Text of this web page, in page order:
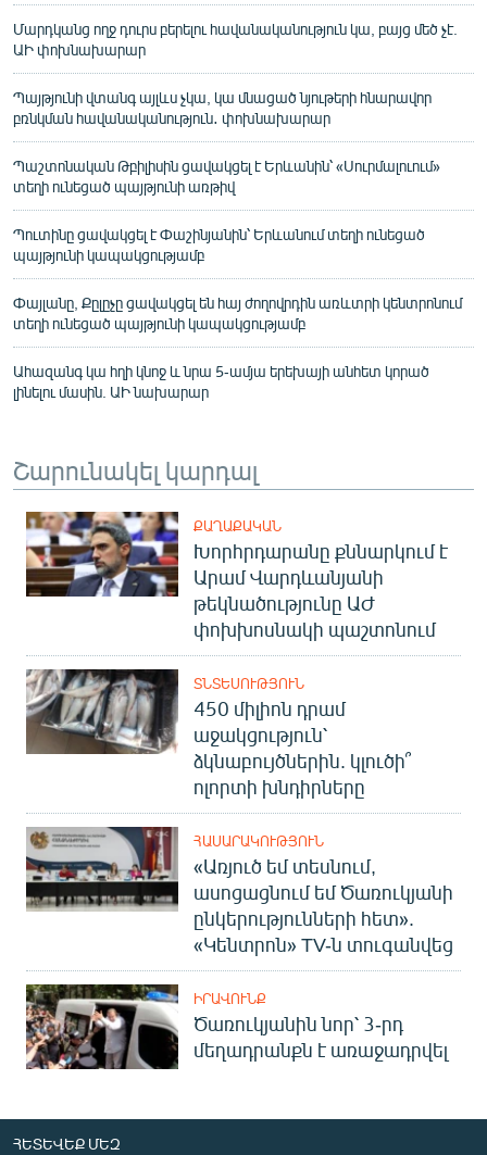
Մարդկանց ողջ դուրս բերելու հավանականություն կա, բայց մեծ չէ.
ԱԻ փոխնախարար
Պայթյունի վտանգ այլևս չկա, կա մնացած նյութերի հնարավոր
բռնկման հավանականություն․ փոխնախարար
Պաշտոնական Թբիլիսին ցավակցել է Երևանին՝ «Սուրմալուում»
տեղի ունեցած պայթյունի առթիվ
Պուտինը ցավակցել է Փաշինյանին՝ Երևանում տեղի ունեցած
պայթյունի կապակցությամբ
Փայլանը, Քըլըչը ցավակցել են հայ ժողովրդին առևտրի կենտրոնում
տեղի ունեցած պայթյունի կապակցությամբ
Ահազանգ կա հղի կնոջ և նրա 5-ամյա երեխայի անհետ կորած
լինելու մասին. ԱԻ նախարար
Շարունակել կարդալ
ՔԱՂԱՔԱԿԱՆ
Խորհրդարանը քննարկում է
Արամ Վարդևանյանի
թեկնածությունը ԱԺ
փոխխոսնակի պաշտոնում
ՏՆՏԵՍՈՒԹՅՈՒՆ
450 միլիոն դրամ
աջակցություն՝
ձկնաբույծներին. կլուծի՞
ոլորտի խնդիրները
ՀԱՍԱՐԱԿՈՒԹՅՈՒՆ
«Առյուծ եմ տեսնում,
ասոցացնում եմ Ծառուկյանի
ընկերությունների հետ».
«Կենտրոն» TV-ն տուգանվեց
ԻՐԱՎՈՒՆՔ
Ծառուկյանին նոր՝ 3-րդ
մեղադրանքն է առաջադրվել
ՀԵՏԵՎԵՔ ՄԵԶ